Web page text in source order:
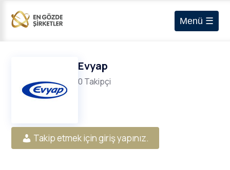
Menü ☰
Evyap
0 Takipçi
Takip etmek için giriş yapınız.